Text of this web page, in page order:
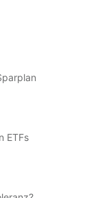
ETFs